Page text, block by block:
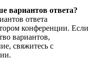
вариантов ответа?
ответа
конференции. Если
вариантов,
свяжитесь с